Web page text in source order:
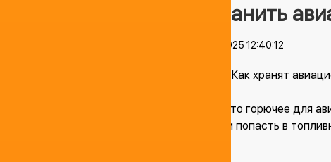
Как хранить
04.04.2025 12:40:12
Это важно! Как хранят
Керосин – это горючее для
прежде чем попасть в